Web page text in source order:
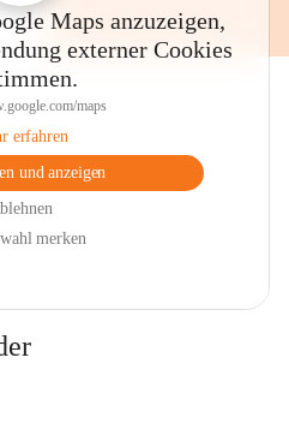
Maps anzuzeigen,
externer Cookies
maps
erfahren
und anzeigen
merken